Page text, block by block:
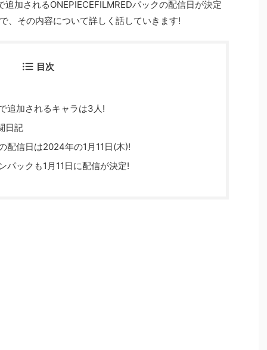
加されるONEPIECEFILMREDパックの配信日が決定
、その内容について詳しく話していきます!
目次
追加されるキャラは3人!
日記
配信日は2024年の1月11日(木)!
パックも1月11日に配信が決定!